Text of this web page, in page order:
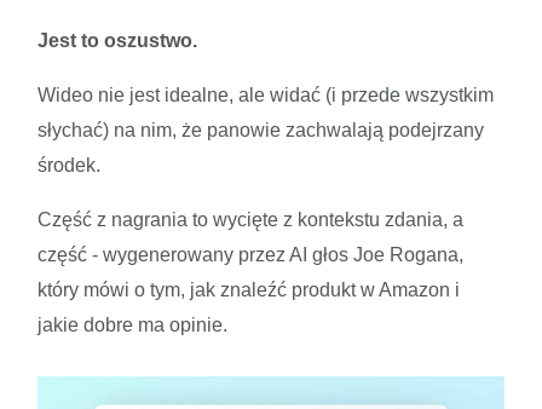
Jest to oszustwo.
Wideo nie jest idealne, ale widać (i przede wszystkim
słychać) na nim, że panowie zachwalają podejrzany
środek.
Część z nagrania to wycięte z kontekstu zdania, a
część - wygenerowany przez AI głos Joe Rogana,
który mówi o tym, jak znaleźć produkt w Amazon i
jakie dobre ma opinie.